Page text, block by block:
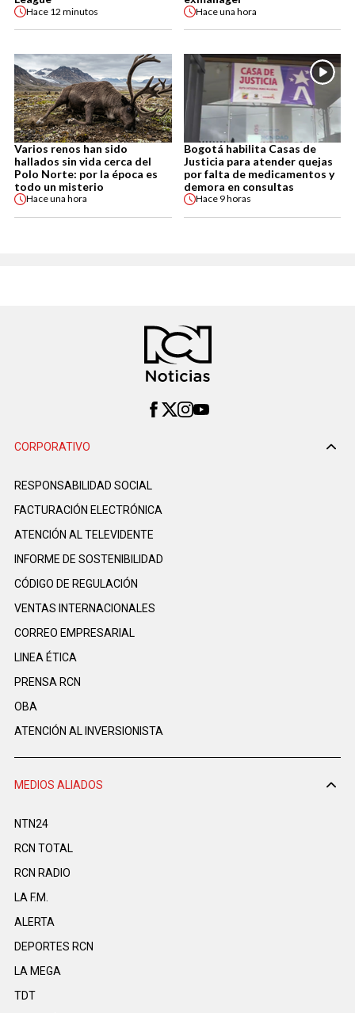
Hace 12 minutos Haceuna hora
Varios renos han sido
hallados sin vida cerca del
Polo Norte: por la época es
todo un misterio
Haceuna hora
Bogotá habilita Casas de
Justicia para atender quejas
por falta de medicamentos y
demora en consultas
Hace 9 horas
CORPORATIVO
RESPONSABILIDAD SOCIAL
FACTURACIÓN ELECTRÓNICA
ATENCIÓN AL TELEVIDENTE
INFORME DE SOSTENIBILIDAD
CÓDIGO DE REGULACIÓN
VENTAS INTERNACIONALES
CORREO EMPRESARIAL
LINEA ÉTICA
PRENSA RCN
OBA
ATENCIÓN AL INVERSIONISTA
MEDIOS ALIADOS
NTN24
RCN TOTAL
RCN RADIO
LA F.M.
ALERTA
DEPORTES RCN
LA MEGA
TDT